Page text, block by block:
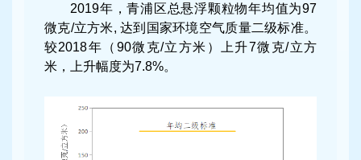
2019年，青浦区总悬浮颗粒物年均值为97
微克/立方米, 达到国家环境空气质量二级标准。
较2018年（90微克/立方米）上升7微克/立方
米，上升幅度为7.8%。